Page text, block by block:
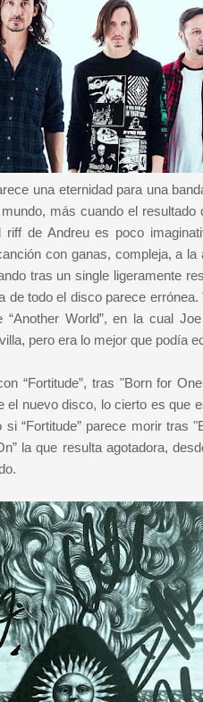
una eternidad para una
más cuando el
riff de Andreu es poco
con ganas, compleja, a
tras un single ligeramente
todo el disco parece
World”, en la cual
pero era lo mejor que podía
“Fortitude”, tras "Born for
nuevo disco, lo cierto es que
“Fortitude” parece morir tras
la que resulta agotadora,